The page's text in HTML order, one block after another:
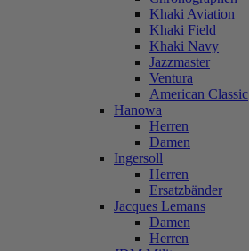
Khaki Aviation
Khaki Field
Khaki Navy
Jazzmaster
Ventura
American Classic
Hanowa
Herren
Damen
Ingersoll
Herren
Ersatzbänder
Jacques Lemans
Damen
Herren